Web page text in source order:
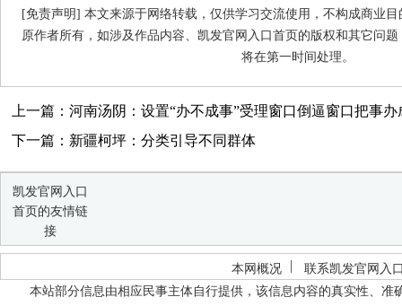
[免责声明] 本文来源于网络转载，仅供学习交流使用，不构成商业
原作者所有，如涉及作品内容、凯发官网入口首页的版权和其它问
将在第一时间处理。
上一篇：河南汤阴：设置“办不成事”受理窗口倒逼窗口把事办
下一篇：新疆柯坪：分类引导不同群体
凯发官网入口
首页的友情链
接
本网概况
联系凯发官网入
本站部分信息由相应民事主体自行提供，该信息内容的真实性、准